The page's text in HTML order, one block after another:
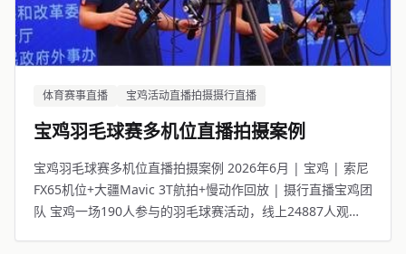
体育赛事直播 宝鸡活动直播拍摄摄行直播
宝鸡羽毛球赛多机位直播拍摄案例
宝鸡羽毛球赛多机位直播拍摄案例 2026年6月 | 宝鸡 | 索尼
FX65机位+大疆Mavic 3T航拍+慢动作回放 | 摄行直播宝鸡团
队 宝鸡一场190人参与的羽毛球赛活动，线上24887人观